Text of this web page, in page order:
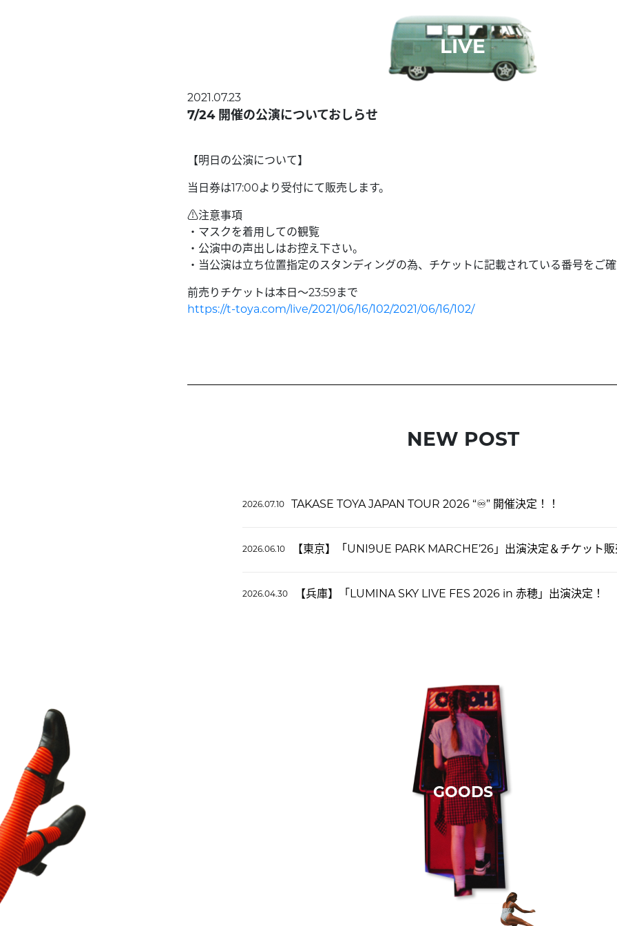
LIVE
2021.07.23
7/24 開催の公演についておしらせ
【明日の公演について】
当日券は17:00より受付にて販売します。
⚠️注意事項
・マスクを着用しての観覧
・公演中の声出しはお控え下さい。
・当公演は立ち位置指定のスタンディングの為、チケットに記載されている番号をご
前売りチケットは本日〜23:59まで
https://t-toya.com/live/2021/06/16/102/2021/06/16/102/
NEW POST
2026.07.10 TAKASE TOYA JAPAN TOUR 2026 “♾️” 開催決定！！
2026.06.10 【東京】「UNI9UE PARK MARCHE’26」出演決定＆チケット
2026.04.30 【兵庫】「LUMINA SKY LIVE FES 2026 in 赤穂」出演決定！
GOODS